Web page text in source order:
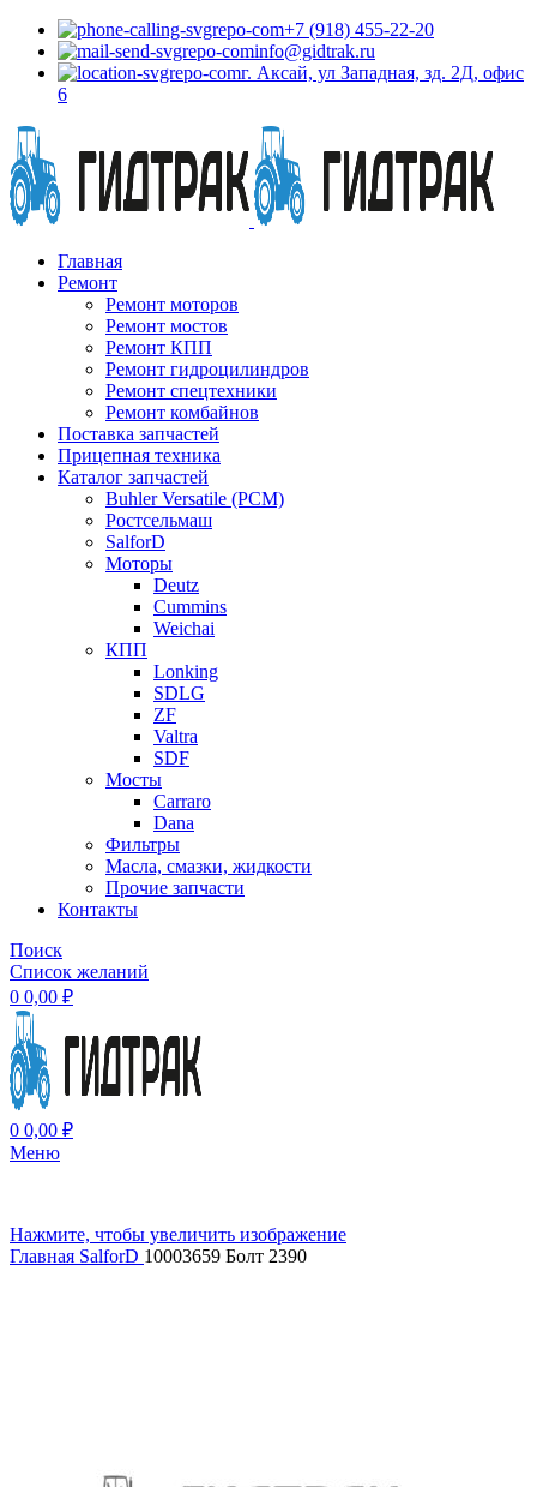
+7 (918) 455-22-20
info@gidtrak.ru
г. Аксай, ул Западная, зд. 2Д, офис
6
Главная
Ремонт
Ремонт моторов
Ремонт мостов
Ремонт КПП
Ремонт гидроцилиндров
Ремонт спецтехники
Ремонт комбайнов
Поставка запчастей
Прицепная техника
Каталог запчастей
Buhler Versatile (РСМ)
Ростсельмаш
SalforD
Моторы
Deutz
Cummins
Weichai
КПП
Lonking
SDLG
ZF
Valtra
SDF
Мосты
Carraro
Dana
Фильтры
Масла, смазки, жидкости
Прочие запчасти
Контакты
Поиск
Список желаний
0 0,00 ₽
0 0,00 ₽
Меню
Нажмите, чтобы увеличить изображение
Главная SalforD 10003659 Болт 2390